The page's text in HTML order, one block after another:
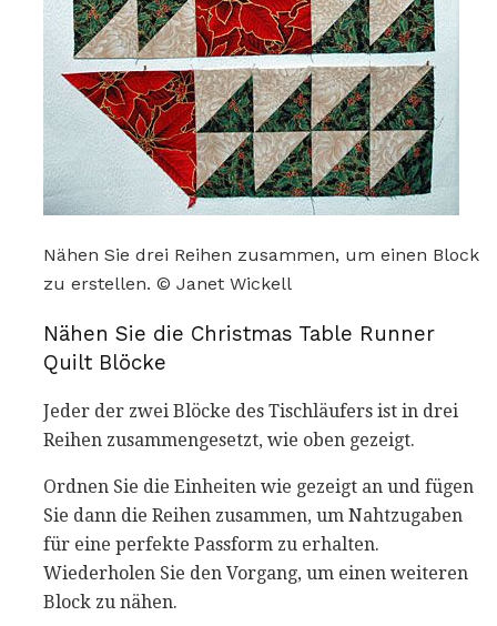
Nähen Sie drei Reihen zusammen, um einen Block
zu erstellen. © Janet Wickell
Nähen Sie die Christmas Table Runner
Quilt Blöcke
Jeder der zwei Blöcke des Tischläufers ist in drei
Reihen zusammengesetzt, wie oben gezeigt.
Ordnen Sie die Einheiten wie gezeigt an und fügen
Sie dann die Reihen zusammen, um Nahtzugaben
für eine perfekte Passform zu erhalten.
Wiederholen Sie den Vorgang, um einen weiteren
Block zu nähen.